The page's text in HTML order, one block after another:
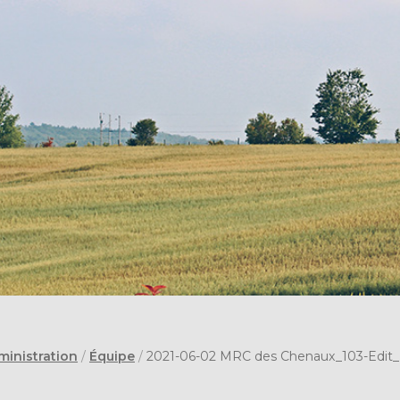
/ Équipe / 2021-06-02 MRC des Chenaux_103-